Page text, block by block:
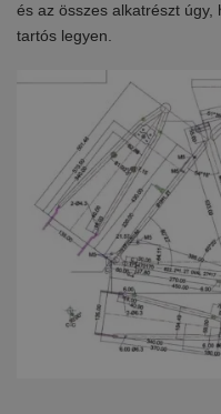
és az összes alkatrészt
tartós legyen.